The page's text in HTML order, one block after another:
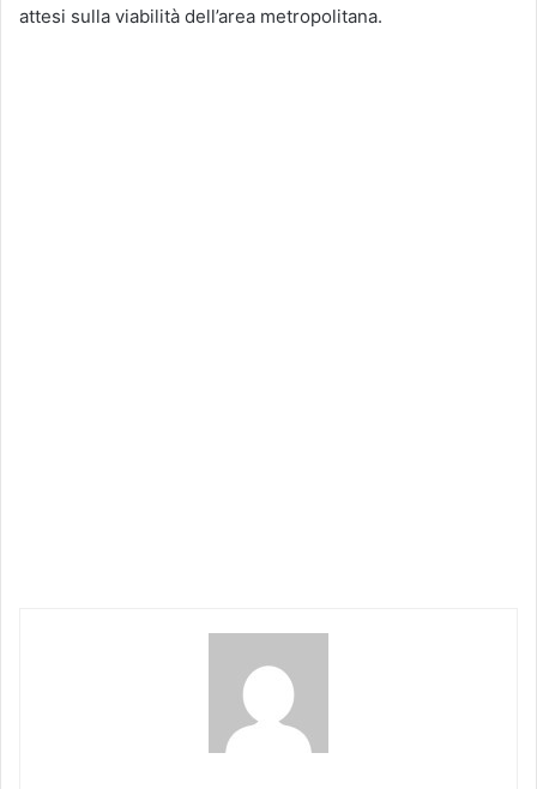
attesi sulla viabilità dell’area metropolitana.